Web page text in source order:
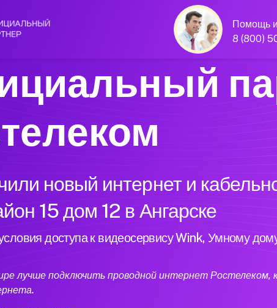
Помощь
8 (800)
новый интернет и
15 дом 12 в Ангарске
доступа к видеосервису Wink, Умному
лучше подключить проводной интернет